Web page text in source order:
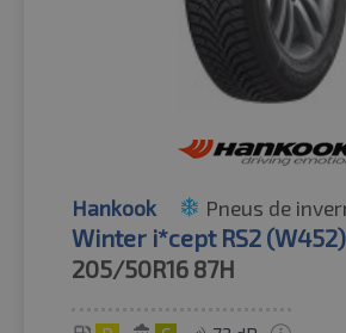
Hankook Pneus de
Winter i*cept RS2
205/50R16 87H